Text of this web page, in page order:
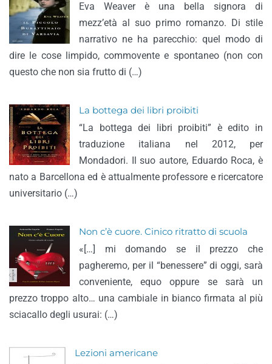
Eva Weaver è una bella signora di
mezz’età al suo primo romanzo. Di stile
narrativo ne ha parecchio: quel modo di
dire le cose limpido, commovente e spontaneo (non con
questo che non sia frutto di (…)
La bottega dei libri proibiti
“La bottega dei libri proibiti” è edito in
traduzione italiana nel 2012, per
Mondadori. Il suo autore, Eduardo Roca, è
nato a Barcellona ed è attualmente professore e ricercatore
universitario (…)
Non c’è cuore. Cinico ritratto di scuola
«[…] mi domando se il prezzo che
pagheremo, per il “benessere” di oggi, sarà
conveniente, equo oppure se sarà un
prezzo troppo alto… una cambiale in bianco firmata al più
sciacallo degli usurai: (…)
Lezioni americane